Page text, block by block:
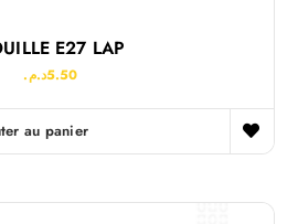
E27 LAP
5.50د.م.
au panier